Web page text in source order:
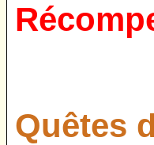
Quêtes